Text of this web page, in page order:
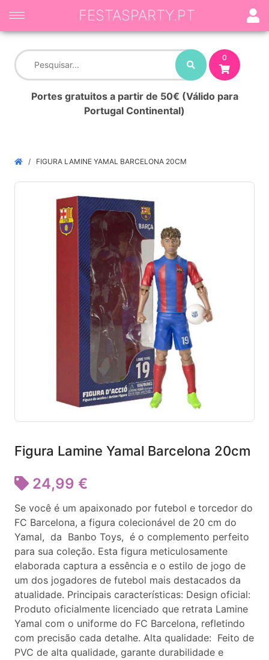
0
Portes gratuitos a partir de 50€ (Válido para
Portugal Continental)
FESTASPARTY.PT
FIGURA LAMINE YAMAL BARCELONA 20CM
Figura Lamine Yamal Barcelona 20cm
24,99 €
Se você é um apaixonado por futebol e torcedor do
FC Barcelona, ​​a figura colecionável de 20 cm do
Yamal, da Banbo Toys, é o complemento perfeito
para sua coleção. Esta figura meticulosamente
elaborada captura a essência e o estilo de jogo de
um dos jogadores de futebol mais destacados da
atualidade. Principais características: Design oficial:
Produto oficialmente licenciado que retrata Lamine
Yamal com o uniforme do FC Barcelona, ​​refletindo
com precisão cada detalhe. Alta qualidade: Feito de
PVC de alta qualidade, garante durabilidade e